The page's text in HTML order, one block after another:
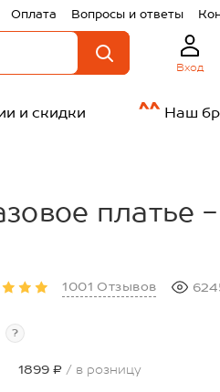
Оплата Вопросы и ответы
Вход
и скидки Наш
платье
1001 Отзывов
?
1899 ₽ / в розницу